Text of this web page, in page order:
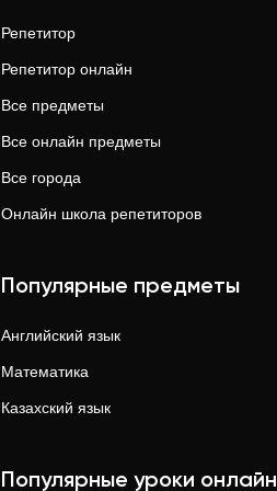
Репетитор
Репетитор онлайн
Все предметы
Все онлайн предметы
Все города
Онлайн школа репетиторов
Популярные предметы
Английский язык
Математика
Казахский язык
Популярные уроки онлайн